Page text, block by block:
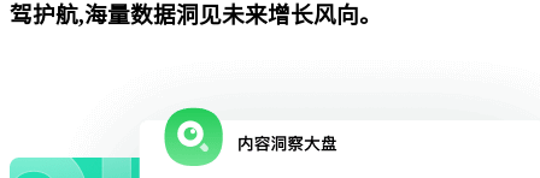
驾护航,海量数据洞见未来增长风向。